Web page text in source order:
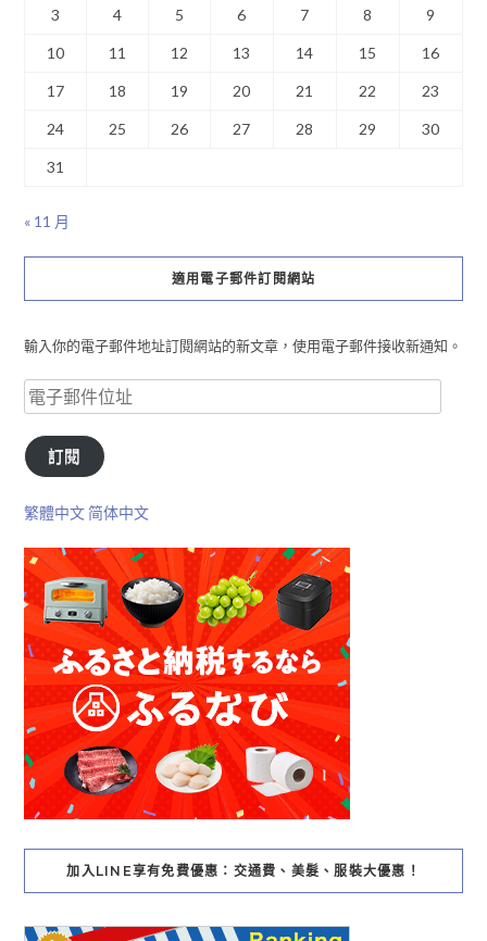
3 4 5 6 7 8 9
10 11 12 13 14 15 16
17 18 19 20 21 22 23
24 25 26 27 28 29 30
31
« 11 月
適用電子郵件訂閱網站
輸入你的電子郵件地址訂閱網站的新文章，使用電子郵件接收新通知。
訂閱
繁體中文 简体中文
加入LINE享有免費優惠：交通費、美髮、服裝大優惠！